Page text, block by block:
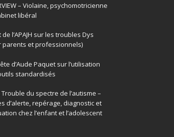
– Violaine, psychomotricienne
libéral
de l’APAJH sur les troubles Dys
parents et professionnels)
d’Aude Paquet sur l’utilisation
standardisés
Trouble du spectre de l’autisme –
d’alerte, repérage, diagnostic et
chez l’enfant et l’adolescent